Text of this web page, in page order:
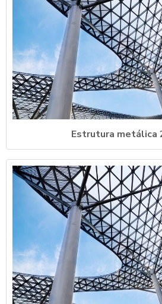
Estrutura metálica